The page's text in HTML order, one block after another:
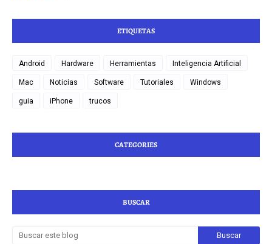
ETIQUETAS
Android Hardware Herramientas Inteligencia Artificial
Mac Noticias Software Tutoriales Windows
guia iPhone trucos
CATEGORIES
BUSCAR